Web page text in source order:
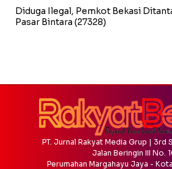
Diduga Ilegal, Pemkot Bekasi
Pasar Bintara (27328)
PT. Jurnal Rakyat Media Grup | 3rd
Jalan Beringin III No.
Perumahan Margahayu Jaya -